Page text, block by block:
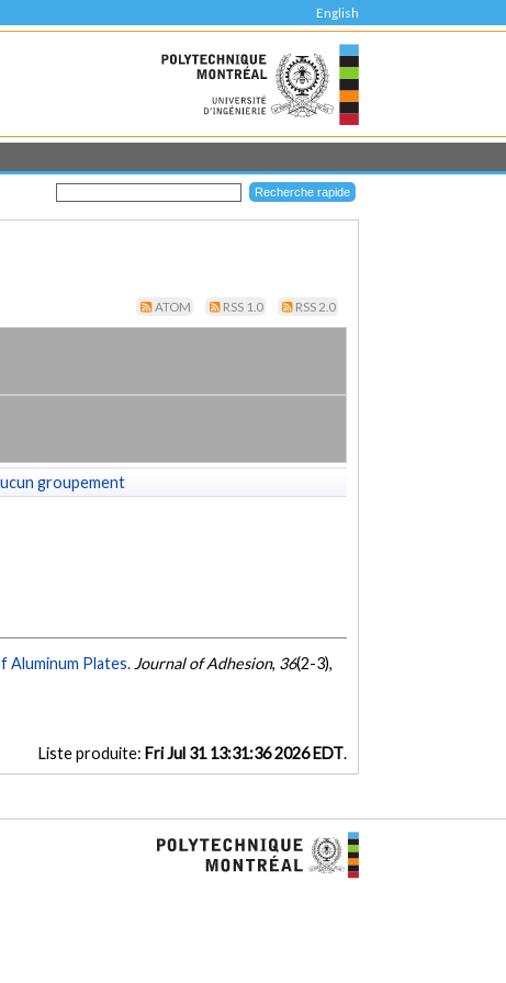
English
ATOM RSS 1.0 RSS 2.0
groupement
Aluminum Plates. Journal of Adhesion, 36(2-3),
Liste produite: Fri Jul 31 13:31:36 2026 EDT.